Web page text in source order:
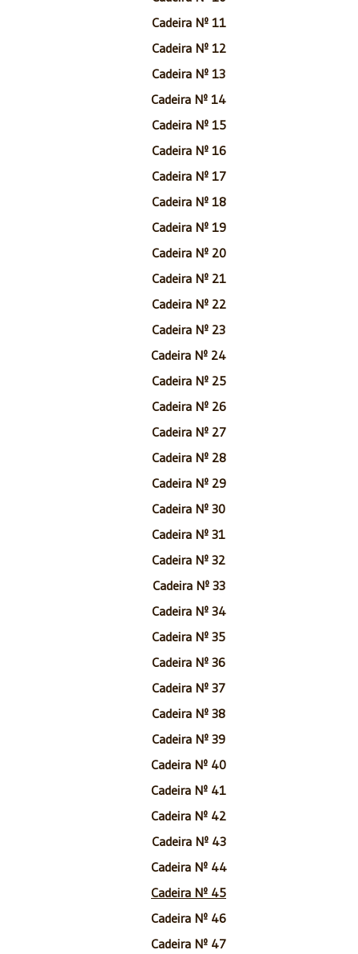
Cadeira Nº 11
Cadeira Nº 12
Cadeira Nº 13
Cadeira Nº 14
Cadeira Nº 15
Cadeira Nº 16
Cadeira Nº 17
Cadeira Nº 18
Cadeira Nº 19
Cadeira Nº 20
Cadeira Nº 21
Cadeira Nº 22
Cadeira Nº 23
Cadeira Nº 24
Cadeira Nº 25
Cadeira Nº 26
Cadeira Nº 27
Cadeira Nº 28
Cadeira Nº 29
Cadeira Nº 30
Cadeira Nº 31
Cadeira Nº 32
Cadeira Nº 33
Cadeira Nº 34
Cadeira Nº 35
Cadeira Nº 36
Cadeira Nº 37
Cadeira Nº 38
Cadeira Nº 39
Cadeira Nº 40
Cadeira Nº 41
Cadeira Nº 42
Cadeira Nº 43
Cadeira Nº 44
Cadeira Nº 45
Cadeira Nº 46
Cadeira Nº 47